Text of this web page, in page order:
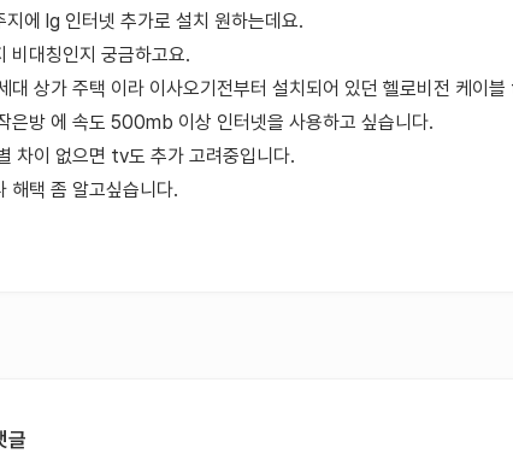
지에 lg 인터넷 추가로 설치 원하는데요.
비대칭인지 궁금하고요.
대 상가 주택 이라 이사오기전부터 설치되어 있던 헬로비전 케이
은방 에 속도 500mb 이상 인터넷을 사용하고 싶습니다.
차이 없으면 tv도 추가 고려중입니다.
해택 좀 알고싶습니다.
글